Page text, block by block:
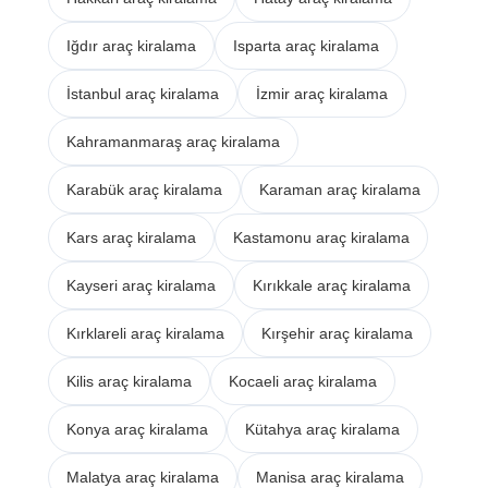
Iğdır araç kiralama Isparta araç kiralama
İstanbul araç kiralama İzmir araç kiralama
Kahramanmaraş araç kiralama
Karabük araç kiralama Karaman araç kiralama
Kars araç kiralama Kastamonu araç kiralama
Kayseri araç kiralama Kırıkkale araç kiralama
Kırklareli araç kiralama Kırşehir araç kiralama
Kilis araç kiralama Kocaeli araç kiralama
Konya araç kiralama Kütahya araç kiralama
Malatya araç kiralama Manisa araç kiralama